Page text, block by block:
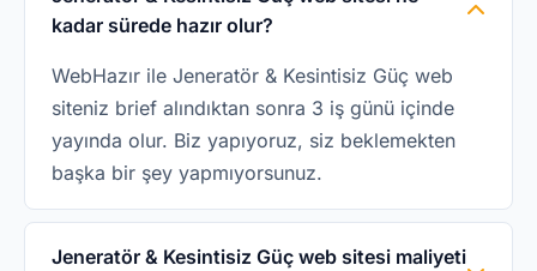
kadar sürede hazır olur?
WebHazır ile Jeneratör & Kesintisiz Güç web
siteniz brief alındıktan sonra 3 iş günü içinde
yayında olur. Biz yapıyoruz, siz beklemekten
başka bir şey yapmıyorsunuz.
Jeneratör & Kesintisiz Güç web sitesi maliyeti